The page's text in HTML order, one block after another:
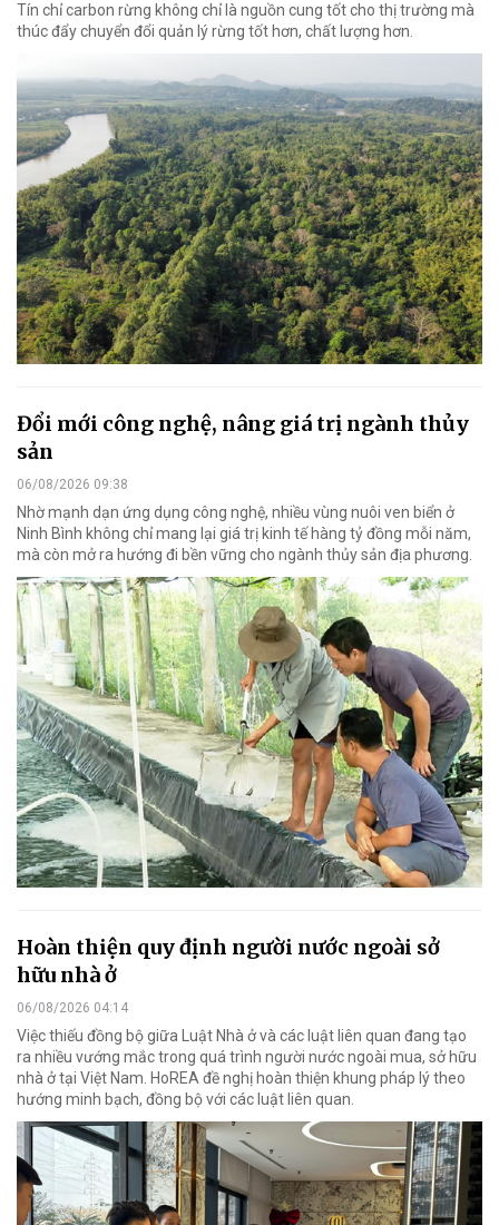
Tín chỉ carbon rừng không chỉ là nguồn cung tốt cho thị trường mà
thúc đẩy chuyển đổi quản lý rừng tốt hơn, chất lượng hơn.
Đổi mới công nghệ, nâng giá trị ngành thủy
sản
06/08/2026 09:38
Nhờ mạnh dạn ứng dụng công nghệ, nhiều vùng nuôi ven biển ở
Ninh Bình không chỉ mang lại giá trị kinh tế hàng tỷ đồng mỗi năm,
mà còn mở ra hướng đi bền vững cho ngành thủy sản địa phương.
Hoàn thiện quy định người nước ngoài sở
hữu nhà ở
06/08/2026 04:14
Việc thiếu đồng bộ giữa Luật Nhà ở và các luật liên quan đang tạo
ra nhiều vướng mắc trong quá trình người nước ngoài mua, sở hữu
nhà ở tại Việt Nam. HoREA đề nghị hoàn thiện khung pháp lý theo
hướng minh bạch, đồng bộ với các luật liên quan.